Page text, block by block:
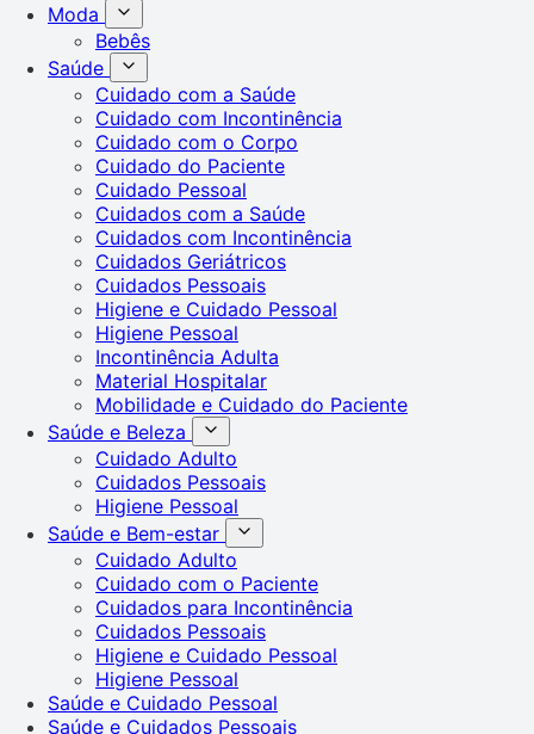
Moda
Bebês
Saúde
Cuidado com a Saúde
Cuidado com Incontinência
Cuidado com o Corpo
Cuidado do Paciente
Cuidado Pessoal
Cuidados com a Saúde
Cuidados com Incontinência
Cuidados Geriátricos
Cuidados Pessoais
Higiene e Cuidado Pessoal
Higiene Pessoal
Incontinência Adulta
Material Hospitalar
Mobilidade e Cuidado do Paciente
Saúde e Beleza
Cuidado Adulto
Cuidados Pessoais
Higiene Pessoal
Saúde e Bem-estar
Cuidado Adulto
Cuidado com o Paciente
Cuidados para Incontinência
Cuidados Pessoais
Higiene e Cuidado Pessoal
Higiene Pessoal
Saúde e Cuidado Pessoal
Saúde e Cuidados Pessoais